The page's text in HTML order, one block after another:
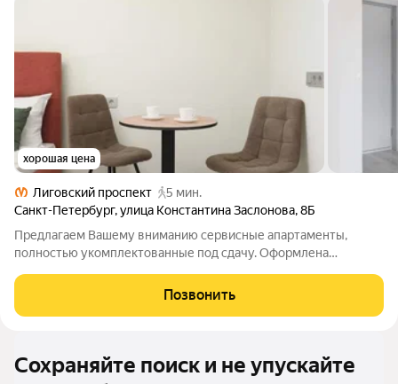
хорошая цена
Лиговский проспект
5 мин.
Санкт-Петербург,улица Константина Заслонова,8Б
Предлагаем Вашему вниманию сервисные апартаменты,
полностью укомплектованные под сдачу. Оформлена
2025 году в Центральном районе СПб в 5 минутах от метро.
Входит в сеть УК "Порт-Комфорт" под
Позвонить
Сохраняйте поиск и не упускайте